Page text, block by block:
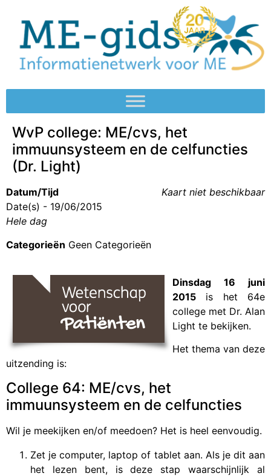
WvP college: ME/cvs, het
immuunsysteem en de celfuncties
(Dr. Light)
Kaart niet beschikbaar
Datum/Tijd
Date(s) - 19/06/2015
Hele dag
Categorieën Geen Categorieën
Dinsdag 16 juni
2015 is het 64e
college met Dr. Alan
Light te bekijken.
Het thema van deze
uitzending is:
College 64: ME/cvs, het
immuunsysteem en de celfuncties
Wil je meekijken en/of meedoen? Het is heel eenvoudig.
Zet je computer, laptop of tablet aan. Als je dit aan
het lezen bent, is deze stap waarschijnlijk al